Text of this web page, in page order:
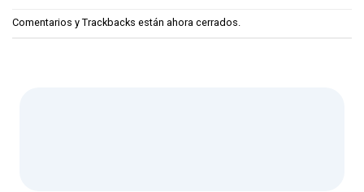
Comentarios y Trackbacks están ahora cerrados.